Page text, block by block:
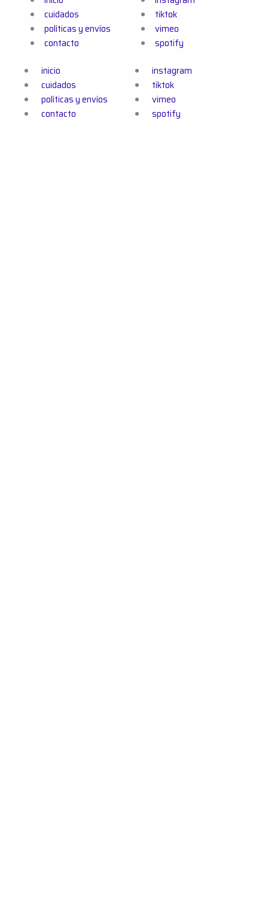
cuidados
políticas y envíos
contacto
inicio
cuidados
políticas y envíos
contacto
tiktok
vimeo
spotify
instagram
tiktok
vimeo
spotify